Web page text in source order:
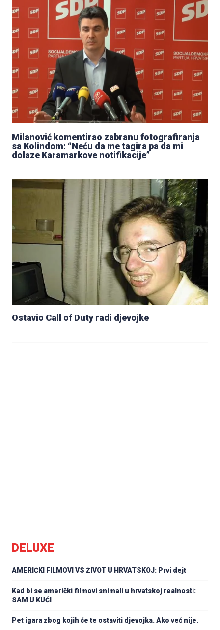
Milanović komentirao zabranu fotografiranja
sa Kolindom: “Neću da me tagira pa da mi
dolaze Karamarkove notifikacije”
Ostavio Call of Duty radi djevojke
DELUXE
AMERIČKI FILMOVI VS ŽIVOT U HRVATSKOJ: Prvi dejt
Kad bi se američki filmovi snimali u hrvatskoj realnosti:
SAM U KUĆI
Pet igara zbog kojih će te ostaviti djevojka. Ako već nije.